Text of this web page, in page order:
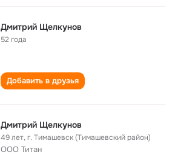
Дмитрий Щелкунов
52 года
Добавить в друзья
Дмитрий Щелкунов
49 лет,г. Тимашевск (Тимашевский район)
ООО Титан